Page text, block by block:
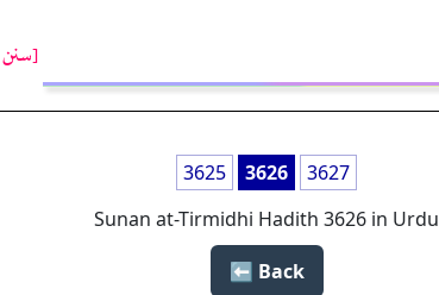
[سنن
3625 3626
3627
Sunan at-Tirmidhi Hadith 3626 in Urdu
Back ⬅️